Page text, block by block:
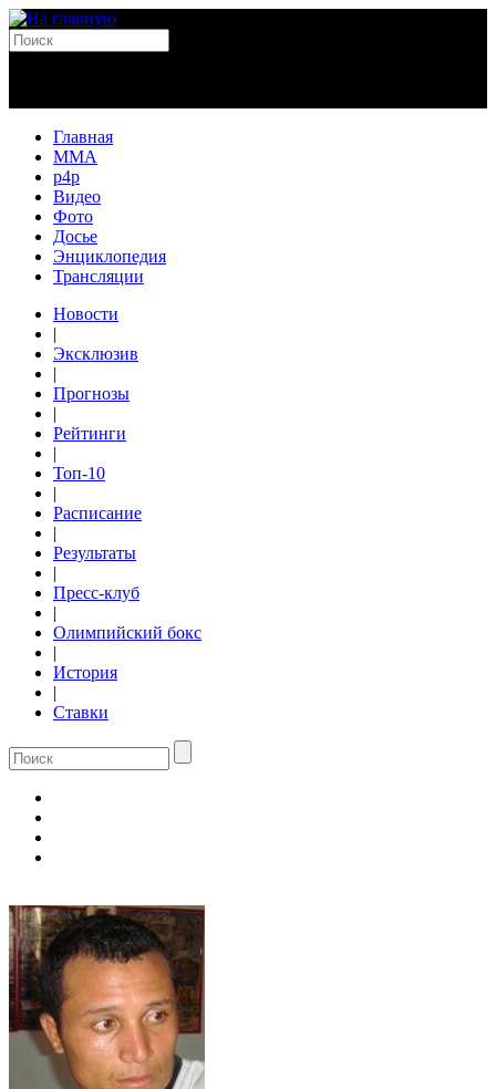
Главная
MMA
p4p
Видео
Фото
Досье
Энциклопедия
Трансляции
Новости
|
Эксклюзив
|
Прогнозы
|
Рейтинги
|
Топ-10
|
Расписание
|
Результаты
|
Пресс-клуб
|
Олимпийский бокс
|
История
|
Ставки